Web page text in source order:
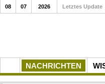
NACHRICHTEN
08 07 2026 Letztes Update